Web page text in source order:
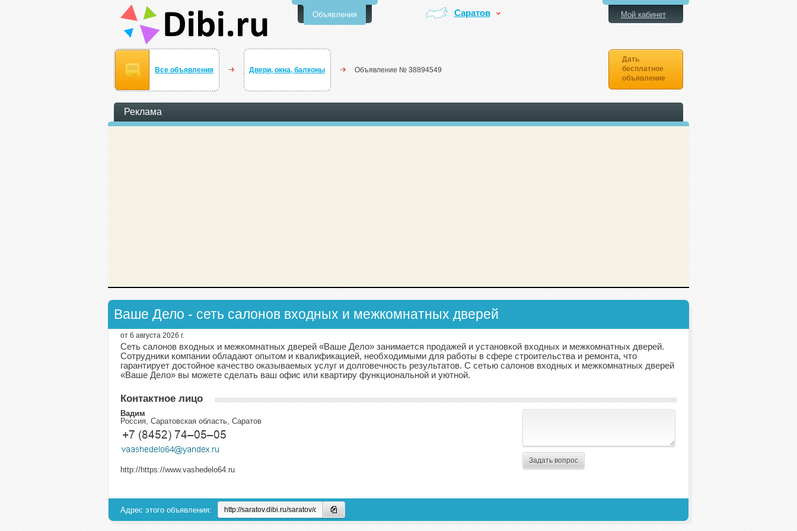
Объявления Саратов
Все объявления Двери, окна, балконы Объявление № 38894549
Мой кабинет
Дать
бесплатное
объявление
Реклама
Ваше Дело - сеть салонов входных и межкомнатных дверей
от 6 августа 2026 г.
Сеть салонов входных и межкомнатных дверей «Ваше Дело» занимается продажей и установкой входных и межкомнатных дверей.
Сотрудники компании обладают опытом и квалификацией, необходимыми для работы в сфере строительства и ремонта, что
гарантирует достойное качество оказываемых услуг и долговечность результатов. C сетью салонов входных и межкомнатных дверей
«Ваше Дело» вы можете сделать ваш офис или квартиру функциональной и уютной.
Контактное лицо
Вадим
Россия, Саратовская область, Саратов
http://https://www.vashedelo64.ru
Задать вопрос
Адрес этого объявления: